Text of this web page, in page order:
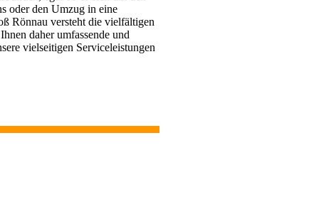
oder den Umzug in eine
Rönnau versteht die vielfältigen
daher umfassende und
vielseitigen Serviceleistungen